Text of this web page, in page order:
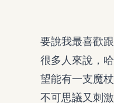
要說我最喜歡
很多人來說，
望能有一支魔
不可思議又刺